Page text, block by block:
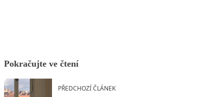
Pokračujte ve čtení
PŘEDCHOZÍ ČLÁNEK